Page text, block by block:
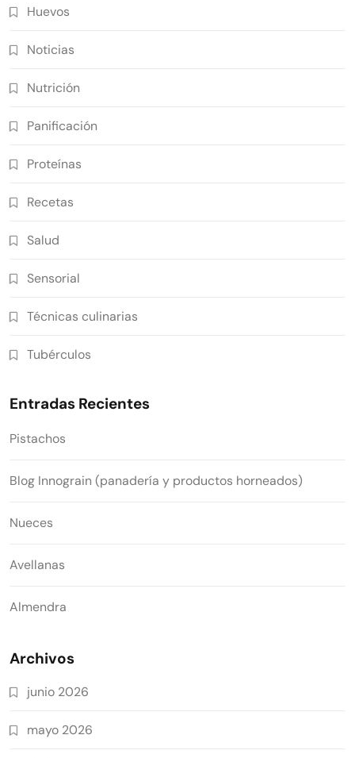
Huevos
Noticias
Nutrición
Panificación
Proteínas
Recetas
Salud
Sensorial
Técnicas culinarias
Tubérculos
Entradas Recientes
Pistachos
Blog Innograin (panadería y productos horneados)
Nueces
Avellanas
Almendra
Archivos
junio 2026
mayo 2026